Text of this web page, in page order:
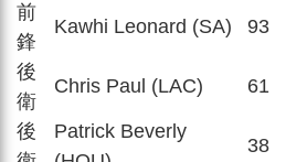
前
鋒
Kawhi Leonard (SA) 93
後
衛
Chris Paul (LAC) 61
後
Patrick Beverly
38